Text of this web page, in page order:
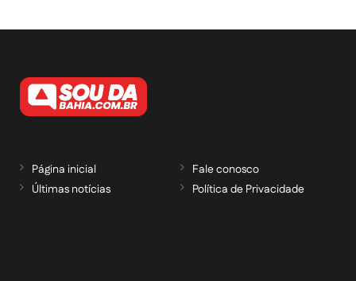
Página inicial
Últimas notícias
Fale conosco
Política de Privacidade